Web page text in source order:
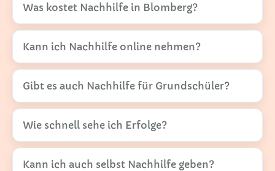
Was kostet Nachhilfe in Blomberg?
Kann ich Nachhilfe online nehmen?
Gibt es auch Nachhilfe für Grundschüler?
Wie schnell sehe ich Erfolge?
Kann ich auch selbst Nachhilfe geben?